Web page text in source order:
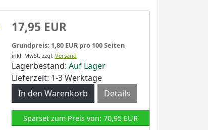
17,95 EUR
Grundpreis: 1,80 EUR pro 100 Seiten
inkl. MwSt. zzgl. Versand
Lagerbestand: Auf Lager
Lieferzeit: 1-3 Werktage
Details
Sparset zum Preis von: 70,95 EUR